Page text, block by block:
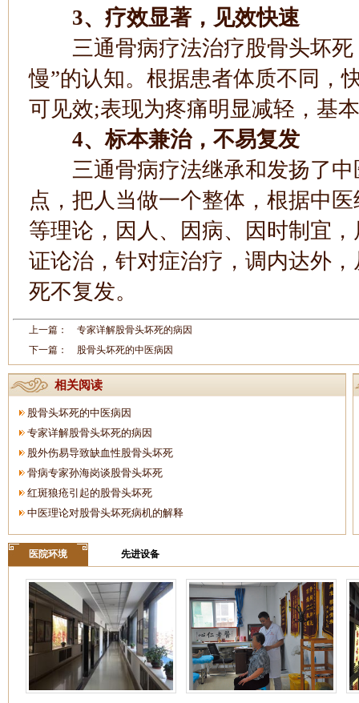
3、疗效显著，见效快速
三通骨病疗法治疗股骨头坏死
慢”的认知。根据患者体质不同，
可见效;表现为疼痛明显减轻，基
4、标本兼治，不易复发
三通骨病疗法继承和发扬了中
点，把人当做一个整体，根据中
等理论，因人、因病、因时制宜
证论治，针对症治疗，调内达外
死不复发。
上一篇： 专家详解股骨头坏死的病因
下一篇： 股骨头坏死的中医病因
相关阅读
股骨头坏死的中医病因
专家详解股骨头坏死的病因
股外伤易导致缺血性股骨头坏死
骨病专家孙海岗谈股骨头坏死
红斑狼疮引起的股骨头坏死
中医理论对股骨头坏死病机的解释
医院环境 先进设备